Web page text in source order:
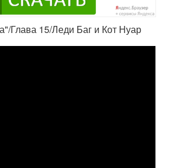
Глава 15/Леди Баг и Кот Нуар